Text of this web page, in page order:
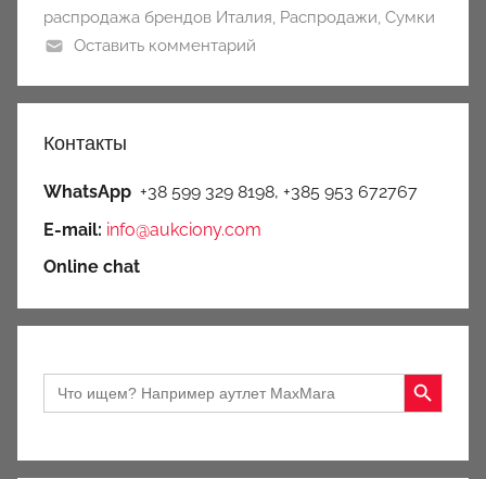
распродажа брендов Италия, Распродажи, Сумки
Оставить комментарий
Контакты
WhatsApp +38 599 329 8198, +385 953 672767
E-mail: info@aukciony.com
Online chat
Search
for:
Search Button